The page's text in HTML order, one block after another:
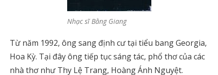
Nhạc sĩ Bằng Giang
Từ năm 1992, ông sang định cư tại tiểu bang Georgia,
Hoa Kỳ. Tại đây ông tiếp tục sáng tác, phổ thơ của các
nhà thơ như Thy Lệ Trang, Hoàng Ánh Nguyệt.